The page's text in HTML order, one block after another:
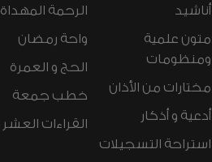
أناشيد
متون علمية
ومنظومات
مختارات من الأذان
أدعية و أذكار
استراحة التسجيلات
الرحمة المهداة
واحة رمضان
الحج و العمرة
خطب جمعة
القراءات العشر